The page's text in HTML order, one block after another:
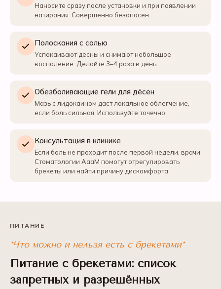
Наносите сразу после установки и при появлении
натирания. Совершенно безопасен.
Полоскания с солью
Успокаивают дёсны и снимают небольшое
воспаление. Делайте 3–4 раза в день.
Обезболивающие гели для дёсен
Мазь с лидокаином даст локальное облегчение,
если боль сильная. Используйте точечно.
Консультация в клинике
Если боль не проходит после первой недели, врачи
Стоматологии АааМ помогут отрегулировать
брекеты или найти причину дискомфорта.
ПИТАНИЕ
*Что можно и нельзя есть с брекетами*
Питание с брекетами: список
запретных и разрешённых